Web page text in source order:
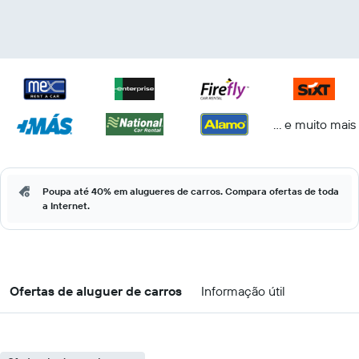
... e muito mais
Poupa até 40% em alugueres de carros. Compara ofertas de toda
a Internet.
Ofertas de aluguer de carros Informação útil